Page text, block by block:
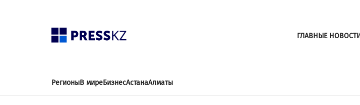
ГЛАВНЫЕ
РегионыВ миреБизнесАстанаАлматы